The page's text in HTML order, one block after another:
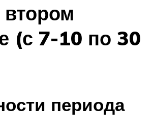
(с 7-10 по 30
периода